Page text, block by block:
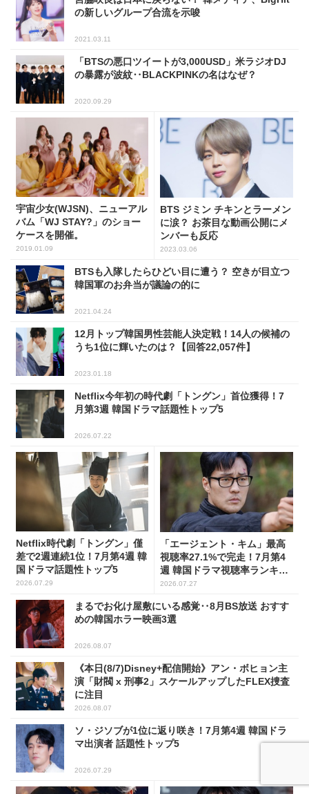
の新しいグループ合流を示唆
2021.03.11
「BTSの悪口ツイートが3,000USD」米ラジオDJ
の暴露が波紋‥BLACKPINKの名はなぜ？
2020.09.29
宇宙少女(WJSN)、ニューアル
バム「WJ STAY?」のショー
ケースを開催。
2019.01.09
BTS ジミン チキンとラーメン
に涙？ お茶目な動画公開にメ
ンバーも反応
2023.03.06
BTSも入隊したらひどい目に遭う？ 空きが目立つ
韓国軍のお弁当が議論の的に
2021.04.24
12月トップ韓国男性芸能人決定戦！14人の候補の
うち1位に輝いたのは？【回答22,057件】
2023.01.18
Netflix今年初の時代劇「トングン」首位獲得！7
月第3週 韓国ドラマ話題性トップ5
2026.07.22
Netflix時代劇「トングン」僅
差で2週連続1位！7月第4週 韓
国ドラマ話題性トップ5
2026.07.29
「エージェント・キム」最高
視聴率27.1%で完走！7月第4
週 韓国ドラマ視聴率ランキン
グ
2026.07.27
まるでお化け屋敷にいる感覚‥8月BS放送 おすす
めの韓国ホラー映画3選
2026.08.07
《本日(8/7)Disney+配信開始》アン・ボヒョン主
演「財閥 x 刑事2」スケールアップしたFLEX捜査
に注目
2026.08.07
ソ・ジソブが1位に返り咲き！7月第4週 韓国ドラ
マ出演者 話題性トップ5
2026.07.29